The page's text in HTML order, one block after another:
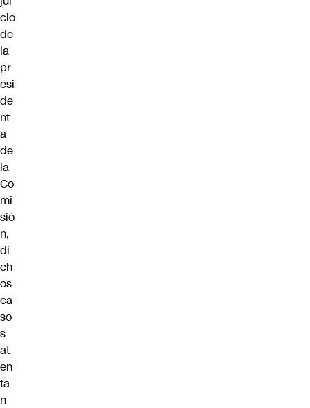
cio
de
la
pr
esi
de
nt
a
de
la
Co
mi
sió
n,
di
ch
os
ca
so
s
at
en
ta
n